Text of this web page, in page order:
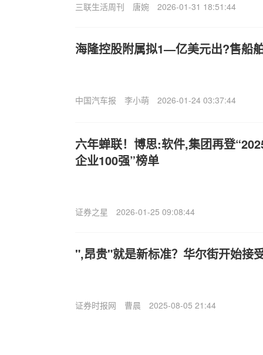
三联生活周刊 唐婉 2026-01-31 18:51:44
海隆控股附属拟1—亿美元出?售船
中国汽车报 李小萌 2026-01-24 03:37:44
六年蝉联！博思:软件,集团再登
企业100强”榜单
证券之星 2026-01-25 09:08:44
",昂贵"就是新标准？华尔街开始接
证券时报网 曹晨 2025-08-05 21:44